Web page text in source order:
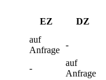
EZ DZ
auf
Anfrage
-
-
auf
Anfrage